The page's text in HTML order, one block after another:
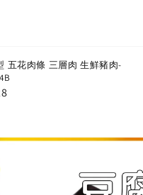
五花肉條 三層肉 生鮮豬肉-